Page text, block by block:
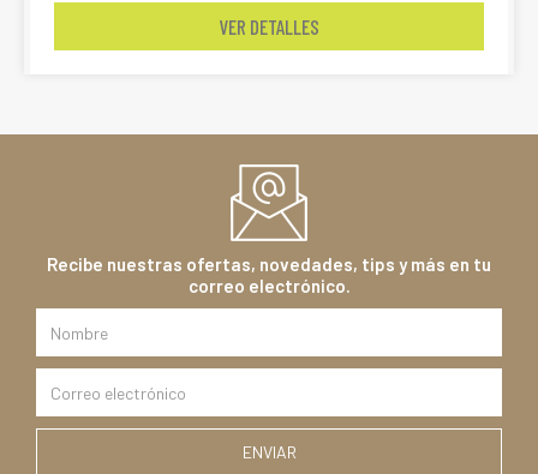
VER DETALLES
Recibe nuestras ofertas, novedades, tips y más en tu
correo electrónico.